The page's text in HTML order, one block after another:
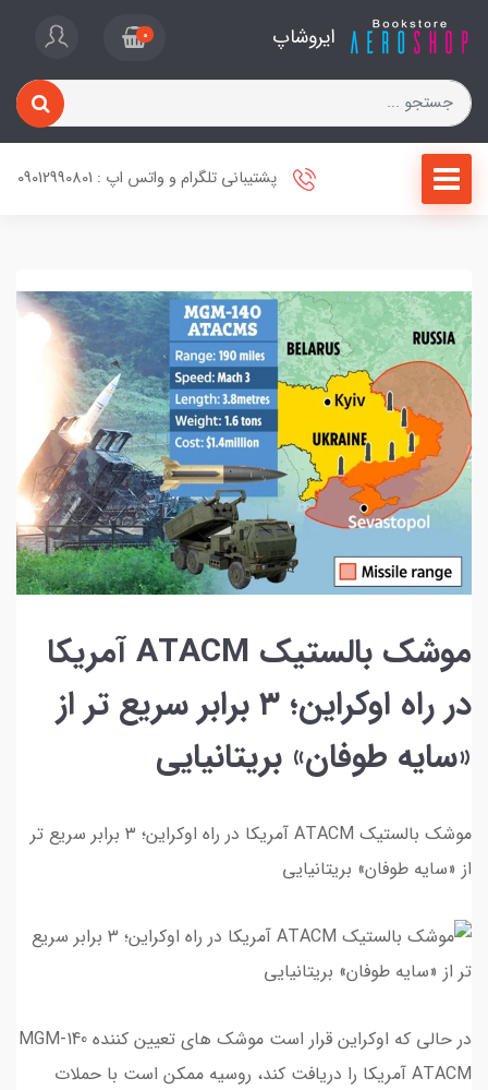
ایروشاپ 0
پشتیبانی تلگرام و واتس اپ : 09012990801
موشک بالستیک ATACM آمریکا
در راه اوکراین؛ ۳ برابر سریع تر از
«سایه طوفان» بریتانیایی
موشک بالستیک ATACM آمریکا در راه اوکراین؛ ۳ برابر سریع تر
از «سایه طوفان» بریتانیایی
در حالی که اوکراین قرار است موشک های تعیین کننده MGM-140
ATACM آمریکا را دریافت کند، روسیه ممکن است با حملات